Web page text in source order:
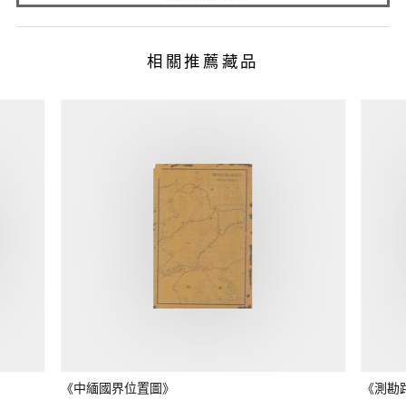
相關推薦藏品
《中緬國界位置圖》 《測